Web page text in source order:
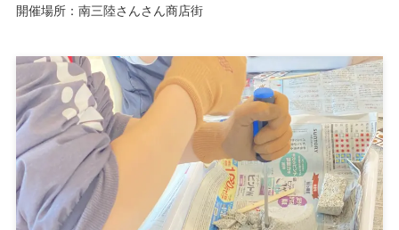
開催場所：南三陸さんさん商店街